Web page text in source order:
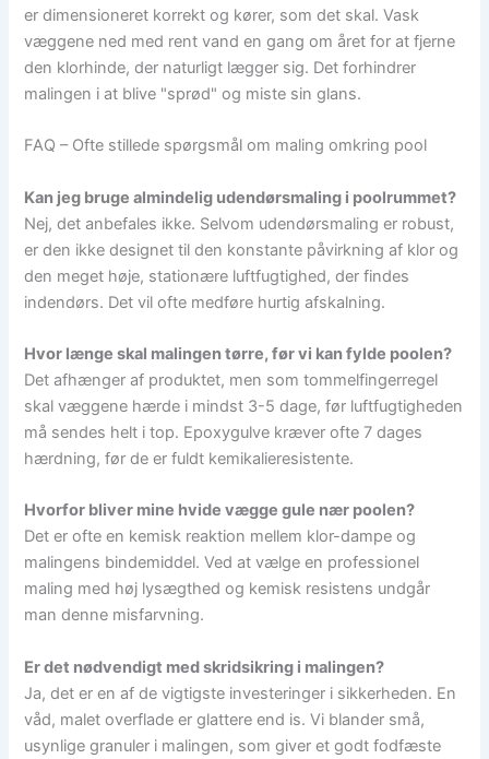
er dimensioneret korrekt og kører, som det skal. Vask
væggene ned med rent vand en gang om året for at fjerne
den klorhinde, der naturligt lægger sig. Det forhindrer
malingen i at blive "sprød" og miste sin glans.
FAQ – Ofte stillede spørgsmål om maling omkring pool
Kan jeg bruge almindelig udendørsmaling i poolrummet?
Nej, det anbefales ikke. Selvom udendørsmaling er robust,
er den ikke designet til den konstante påvirkning af klor og
den meget høje, stationære luftfugtighed, der findes
indendørs. Det vil ofte medføre hurtig afskalning.
Hvor længe skal malingen tørre, før vi kan fylde poolen?
Det afhænger af produktet, men som tommelfingerregel
skal væggene hærde i mindst 3-5 dage, før luftfugtigheden
må sendes helt i top. Epoxygulve kræver ofte 7 dages
hærdning, før de er fuldt kemikalieresistente.
Hvorfor bliver mine hvide vægge gule nær poolen?
Det er ofte en kemisk reaktion mellem klor-dampe og
malingens bindemiddel. Ved at vælge en professionel
maling med høj lysægthed og kemisk resistens undgår
man denne misfarvning.
Er det nødvendigt med skridsikring i malingen?
Ja, det er en af de vigtigste investeringer i sikkerheden. En
våd, malet overflade er glattere end is. Vi blander små,
usynlige granuler i malingen, som giver et godt fodfæste